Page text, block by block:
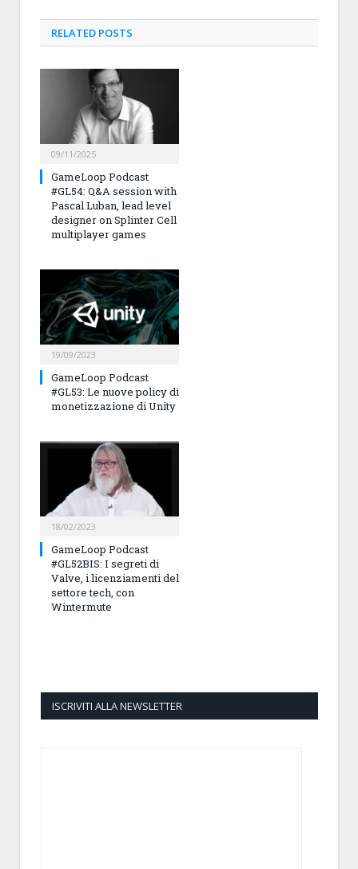
RELATED POSTS
09/11/2025
GameLoop Podcast
#GL54: Q&A session with
Pascal Luban, lead level
designer on Splinter Cell
multiplayer games
19/09/2023
GameLoop Podcast
#GL53: Le nuove policy di
monetizzazione di Unity
18/02/2023
GameLoop Podcast
#GL52BIS: I segreti di
Valve, i licenziamenti del
settore tech, con
Wintermute
ISCRIVITI ALLA NEWSLETTER